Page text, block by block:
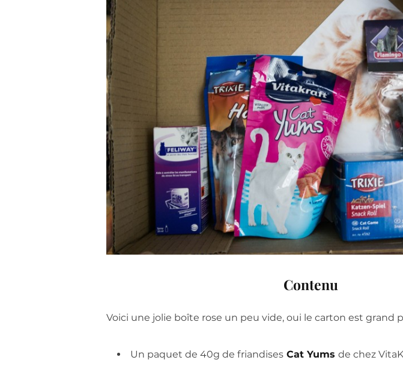
Contenu
Voici une jolie boîte rose un peu vide, oui le carton est grand
Un paquet de 40g de friandises Cat Yums de chez